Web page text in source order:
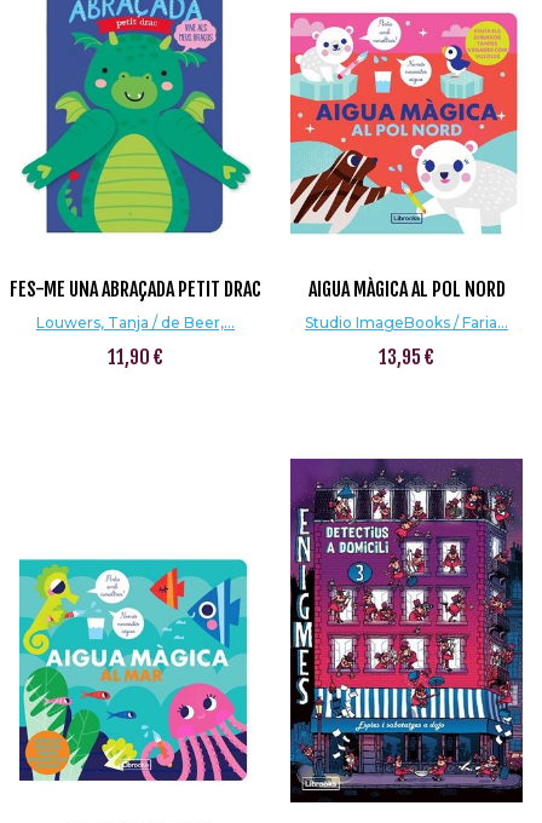
FES-ME UNA ABRAÇADA PETIT DRAC
Louwers, Tanja / de Beer,...
11,90 €
AIGUA MÀGICA AL POL NORD
Studio ImageBooks / Faria...
13,95 €